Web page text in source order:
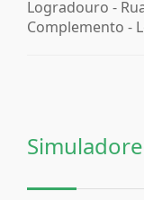
Logradouro -
Complemento -